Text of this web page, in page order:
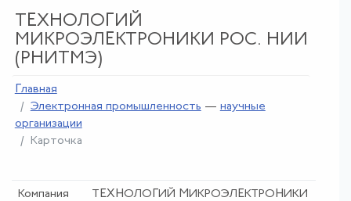
ТЕХНОЛОГИЙ
МИКРОЭЛЕКТРОНИКИ РОС. НИИ
(РНИТМЭ)
Главная
Электронная промышленность — научные
организации
Карточка
Компания
ТЕХНОЛОГИЙ МИКРОЭЛЕКТРОНИКИ